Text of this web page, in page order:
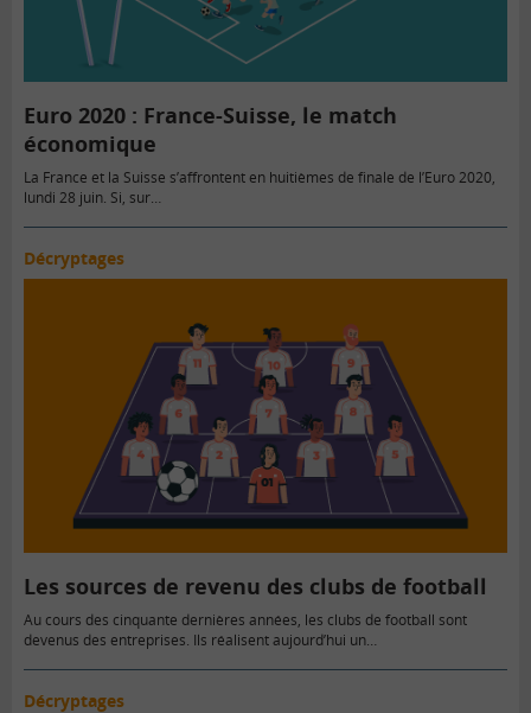
Euro 2020 : France-Suisse, le match
économique
La France et la Suisse s’affrontent en huitièmes de finale de l’Euro 2020,
lundi 28 juin. Si, sur…
Décryptages
Les sources de revenu des clubs de football
Au cours des cinquante dernières années, les clubs de football sont
devenus des entreprises. Ils réalisent aujourd’hui un…
Décryptages